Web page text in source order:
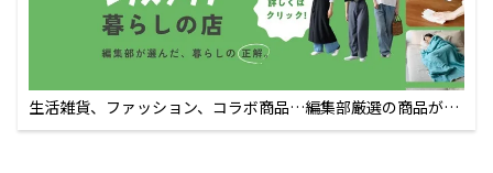
生活雑貨、ファッション、コラボ商品…編集部厳選の商品が買
えるECサイト